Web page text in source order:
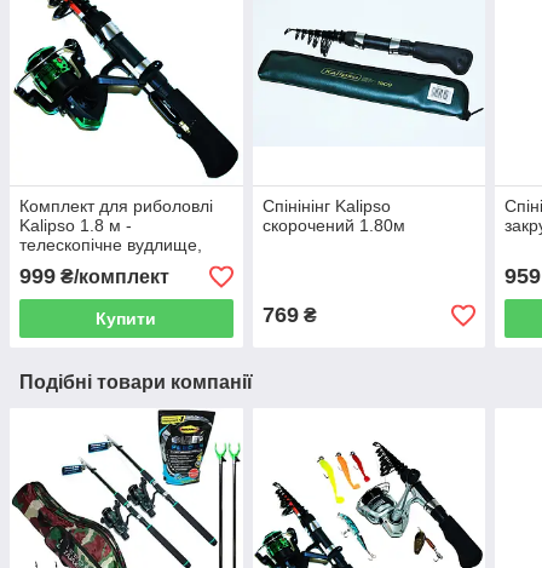
Комплект для риболовлі
Kalipso 1.8 м -
телескопічне вудлище,
котушка, дальнобійний
поплавець
999 ₴/комплект
Купити
Спінінінг Kalipso
скорочений 1.80м
769₴
959
Подібні товари компанії